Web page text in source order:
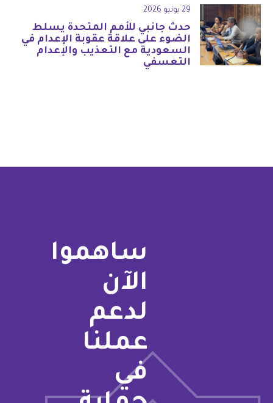
29 يونيو 2026
حدث جانبي للأمم المتحدة يسلط
الضوء على علاقة عقوبة الإعدام في
السعودية مع التعذيب والإعدام
التعسفي
ساهموا
الآن
لدعم
عملنا
في